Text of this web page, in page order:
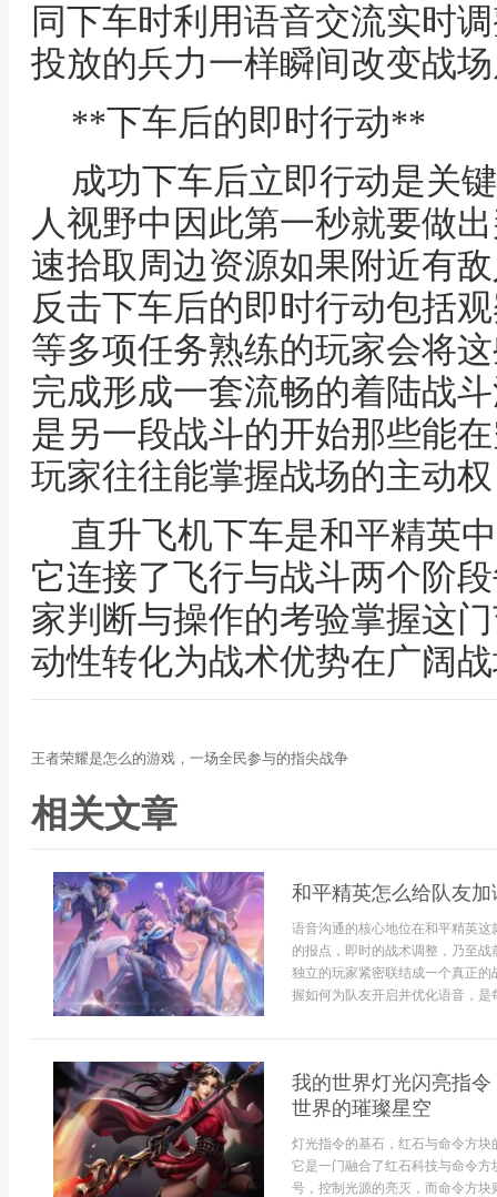
同下车时利用语音交流实时
投放的兵力一样瞬间改变战
**下车后的即时行动**
成功下车后立即行动是关
人视野中因此第一秒就要做
速拾取周边资源如果附近有
反击下车后的即时行动包括
等多项任务熟练的玩家会将
完成形成一套流畅的着陆战
是另一段战斗的开始那些能
玩家往往能掌握战场的主动权
直升飞机下车是和平精英
它连接了飞行与战斗两个阶
家判断与操作的考验掌握这
动性转化为战术优势在广阔
王者荣耀是怎么的游戏，一场全民参与的指尖战争
相关文章
和平精英怎么给队友
语音沟通的核心地位在和平精英
的报点，即时的战术调整，乃至
独立的玩家紧密联结成一个真正
握如何为队友开启并优化语音，
我的世界灯光闪亮指
世界的璀璨星空
灯光指令的基石，红石与命令方
它是一门融合了红石科技与命令
号，控制光源的亮灭，而命令方